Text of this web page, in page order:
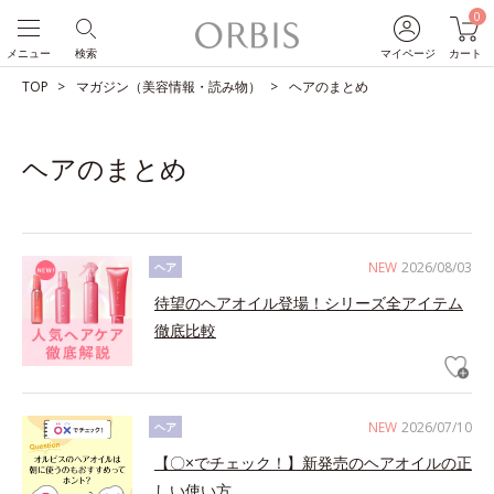
マイページ
0
カート
検索
メニュー
TOP マガジン（美容情報・読み物） ヘアのまとめ
ヘアのまとめ
NEW 2026/08/03
ヘア
待望のヘアオイル登場！シリーズ全アイテム
徹底比較
NEW 2026/07/10
ヘア
【〇×でチェック！】新発売のヘアオイルの正